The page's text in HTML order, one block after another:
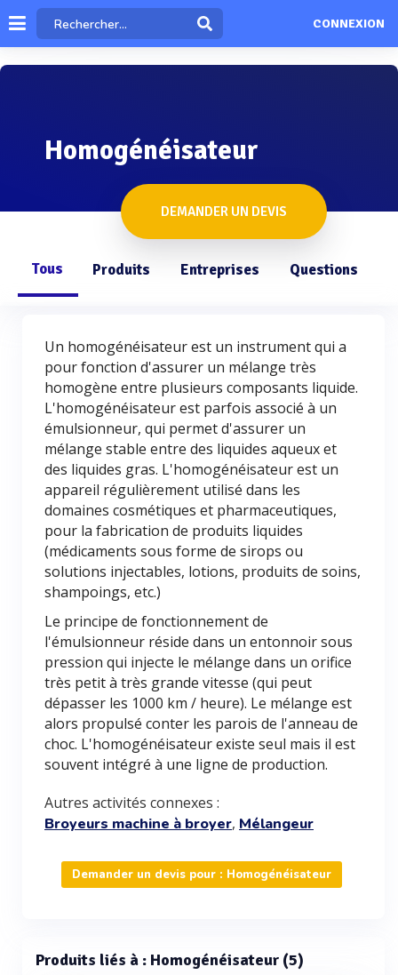
CONNEXION
Homogénéisateur
DEMANDER UN DEVIS
Tous Produits Entreprises Questions
Un homogénéisateur est un instrument qui a
pour fonction d'assurer un mélange très
homogène entre plusieurs composants liquide.
L'homogénéisateur est parfois associé à un
émulsionneur, qui permet d'assurer un
mélange stable entre des liquides aqueux et
des liquides gras. L'homogénéisateur est un
appareil régulièrement utilisé dans les
domaines cosmétiques et pharmaceutiques,
pour la fabrication de produits liquides
(médicaments sous forme de sirops ou
solutions injectables, lotions, produits de soins,
shampoings, etc.)
Le principe de fonctionnement de
l'émulsionneur réside dans un entonnoir sous
pression qui injecte le mélange dans un orifice
très petit à très grande vitesse (qui peut
dépasser les 1000 km / heure). Le mélange est
alors propulsé conter les parois de l'anneau de
choc. L'homogénéisateur existe seul mais il est
souvent intégré à une ligne de production.
Autres activités connexes :
Broyeurs machine à broyer, Mélangeur
Demander un devis pour : Homogénéisateur
Produits liés à : Homogénéisateur (5)